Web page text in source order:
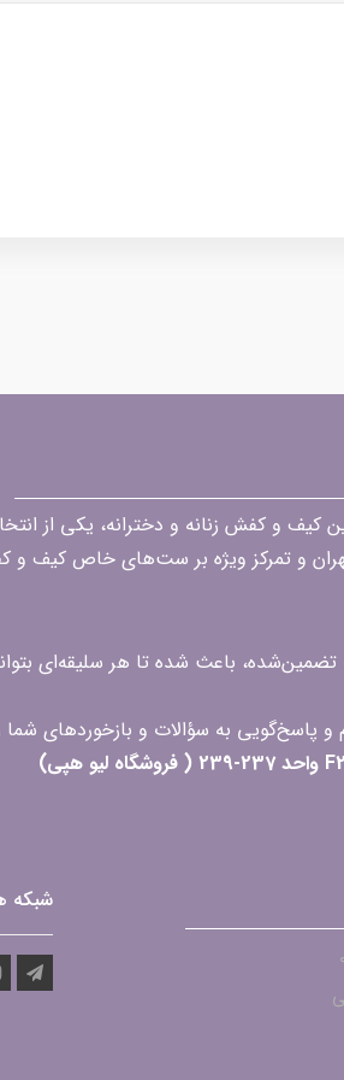
حضوری و آنلاین کیف و کفش زنانه و دخترانه، یکی
و تمرکز ویژه بر ست‌های خاص کیف و
باعث شده تا هر سلیقه‌ای
شبکه